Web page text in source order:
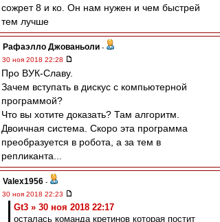
сожрет 8 и ко. Он нам нужен и чем быстрей
тем лучше
Рафаэлло Джованьоли -
30 ноя 2018 22:28
Про ВУК-Славу.
Зачем вступать в дискус с компьютерной
программой?
Что вы хотите доказать? Там алгоритм.
Двоичная система. Скоро эта программа
преобразуется в робота, а за тем в
репликанта...
Valex1956 -
30 ноя 2018 22:23
Gt3 » 30 ноя 2018 22:17
осталась команда кретинов которая постит